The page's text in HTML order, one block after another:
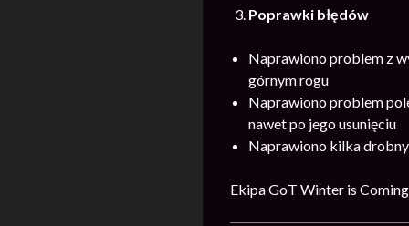
Poprawki błędów
Naprawiono problem z
górnym rogu
Naprawiono problem
nawet po jego usunięciu
Naprawiono kilka
Ekipa GoT Winter is Coming